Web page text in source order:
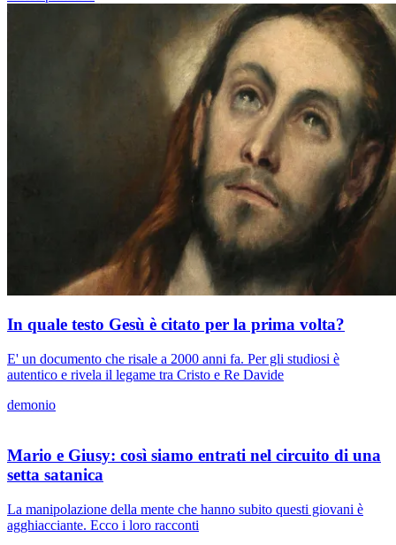
In quale testo Gesù è citato per la prima volta?
E' un documento che risale a 2000 anni fa. Per gli studiosi è
autentico e rivela il legame tra Cristo e Re Davide
demonio
Mario e Giusy: così siamo entrati nel circuito di una
setta satanica
La manipolazione della mente che hanno subito questi giovani è
agghiacciante. Ecco i loro racconti